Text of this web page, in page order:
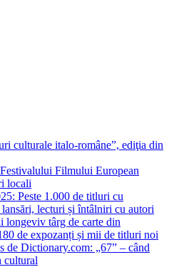
culturale italo-române”, ediţia din
Filmului European
locali
Peste 1.000 de titluri cu
lecturi și întâlniri cu autori
longeviv târg de carte din
de expozanți și mii de titluri noi
de Dictionary.com: „67” – când
cultural